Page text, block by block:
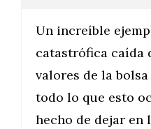
Un increíble
catastrófica caída
valores de la
todo lo que esto
hecho de dejar en